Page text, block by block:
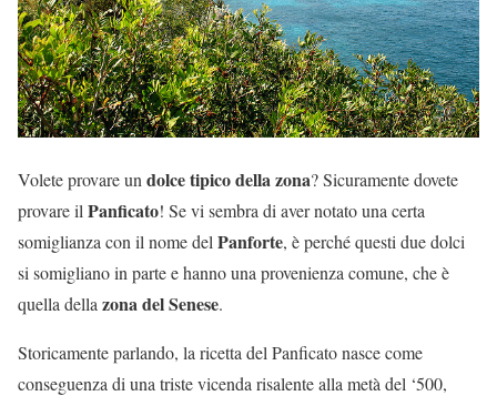
Volete provare undolce tipico della zona? Sicuramente dovete
provare ilPanficato! Se vi sembra di aver notato una certa
somiglianza con il nome delPanforte, è perché questi due dolci
si somigliano in parte e hanno una provenienza comune, che è
quella dellazona del Senese.
Storicamente parlando, la ricetta del Panficato nasce come
conseguenza di una triste vicenda risalente alla metà del ‘500,